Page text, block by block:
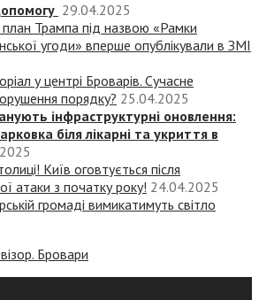
29.04.2025
Трампа під назвою «‎Рамки
угоди» вперше опублікували в ЗМІ
у центрі Броварів. Сучасне
порядку? 25.04.2025
інфраструктурні оновлення:
біля лікарні та укриття в
Київ оговтується після
атаки з початку року! 24.04.2025
громаді вимикатимуть світло
Бровари